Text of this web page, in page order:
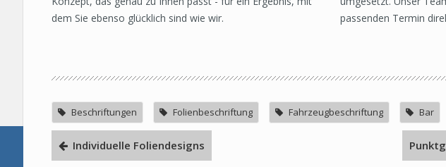
dem Sie ebenso glücklich sind wie wir.
passenden Termin
Beschriftungen Folienbeschriftung Fahrzeugbeschriftung Bar
Individuelle Foliendesigns